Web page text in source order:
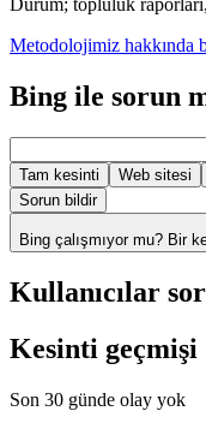
Durum; topluluk
Metodolojimiz hakkında
Bing ile sorun
Tam kesinti Web sitesi
Sorun bildir
Bing çalışmıyor mu? Bir
Kullanıcılar
Kesinti geçmişi
Son 30 günde olay yok